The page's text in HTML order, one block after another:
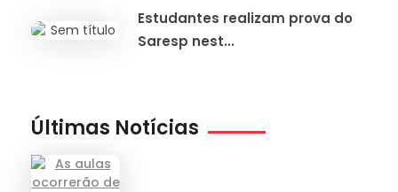
Estudantes realizam prova do
Saresp nest...
Últimas Notícias